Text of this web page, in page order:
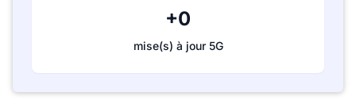
+0
mise(s) à jour 5G